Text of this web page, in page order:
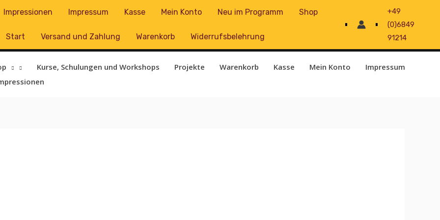
Impressionen Impressum Kasse Mein Konto Neu im Programm Shop
Start Versand und Zahlung Warenkorb Widerrufsbelehrung
+49
(0)6849
91214
Kurse, Schulungen und Workshops Projekte Warenkorb Kasse Mein Konto
Impressum